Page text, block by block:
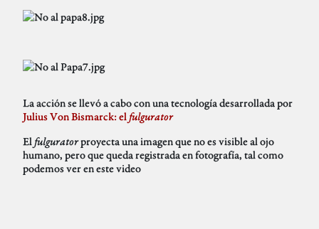
La acción se llevó a cabo con una tecnología desarrollada por
Julius Von Bismarck: el fulgurator
El fulguratorproyecta una imagen que no es visible al ojo
humano, pero que queda registrada en fotografía, tal como
podemos ver en este video